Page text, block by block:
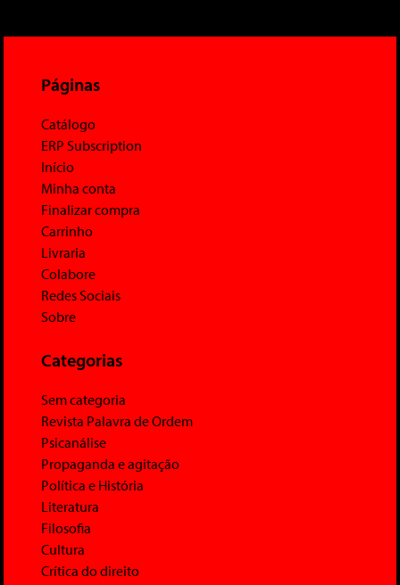
Páginas
Catálogo
ERP Subscription
Início
Minha conta
Finalizar compra
Carrinho
Livraria
Colabore
Redes Sociais
Sobre
Categorias
Sem categoria
Revista Palavra de Ordem
Psicanálise
Propaganda e agitação
Política e História
Literatura
Filosofia
Cultura
Crítica do direito